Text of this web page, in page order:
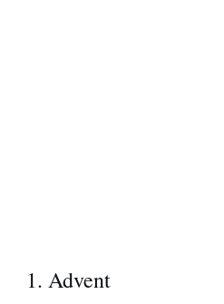
1. Advent